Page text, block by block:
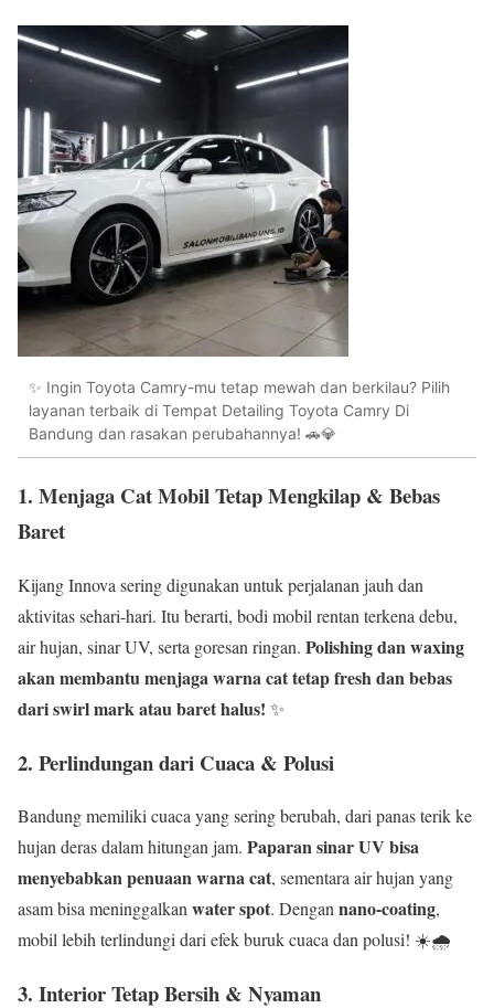
✨ Ingin Toyota Camry-mu tetap mewah dan berkilau? Pilih
layanan terbaik di Tempat Detailing Toyota Camry Di
Bandung dan rasakan perubahannya! 🚗💎
1. Menjaga Cat Mobil Tetap Mengkilap & Bebas
Baret
Kijang Innova sering digunakan untuk perjalanan jauh dan
aktivitas sehari-hari. Itu berarti, bodi mobil rentan terkena debu,
air hujan, sinar UV, serta goresan ringan. Polishing dan waxing
akan membantu menjaga warna cat tetap fresh dan bebas
dari swirl mark atau baret halus! ✨
2. Perlindungan dari Cuaca & Polusi
Bandung memiliki cuaca yang sering berubah, dari panas terik ke
hujan deras dalam hitungan jam. Paparan sinar UV bisa
menyebabkan penuaan warna cat, sementara air hujan yang
asam bisa meninggalkanwater spot. Dengannano-coating,
mobil lebih terlindungi dari efek buruk cuaca dan polusi! ☀️🌧️
3. Interior Tetap Bersih & Nyaman